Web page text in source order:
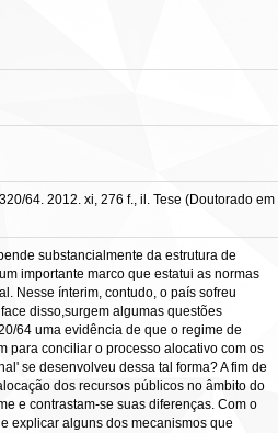
64. 2012. xi, 276 f., il. Tese (Doutorado em
substancialmente da estrutura de
importante marco que estatui as normas
Nesse ínterim, contudo, o país sofreu
disso,surgem algumas questões
64 uma evidência de que o regime de
para conciliar o processo alocativo com os
se desenvolveu dessa tal forma? A fim de
dos recursos públicos no âmbito do
e contrastam-se suas diferenças. Com o
explicar alguns dos mecanismos que